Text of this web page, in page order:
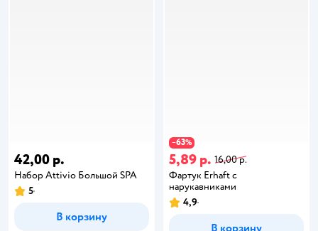
42,00 р.
Набор Attivio Большой SPA
5
В корзину
−63%
5,89 р. 16,00 р.
Фартук Erhaft с
нарукавниками
4,9
В корзину